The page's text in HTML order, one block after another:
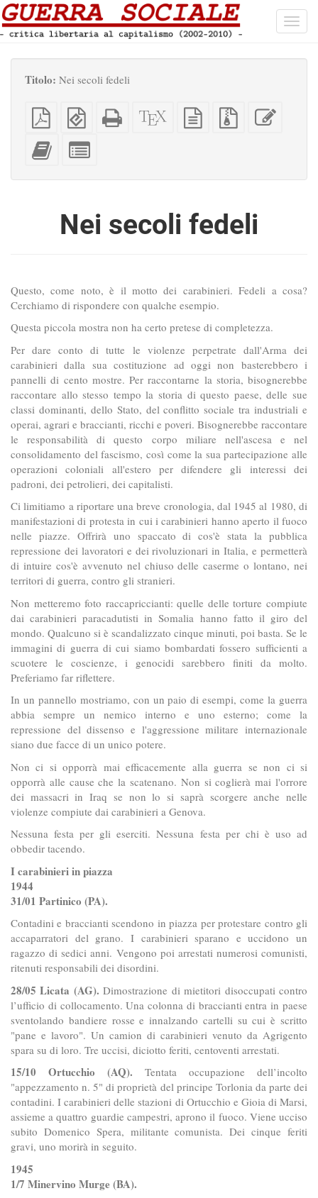
Titolo: Nei secoli fedeli
PDF
semplice
EPUB
(per
HTML
completo
Sorgenti
XeLaTeX
sorgente
File
sorgenti
Aggiungi
questo
all'impaginatore
per
Nei secoli fedeli
Questo, come noto, è il motto dei carabinieri. Fedeli a cosa?
Cerchiamo di rispondere con qualche esempio.
Questa piccola mostra non ha certo pretese di completezza.
Per dare conto di tutte le violenze perpetrate dall'Arma dei
carabinieri dalla sua costituzione ad oggi non basterebbero i
pannelli di cento mostre. Per raccontarne la storia, bisognerebbe
raccontare allo stesso tempo la storia di questo paese, delle sue
classi dominanti, dello Stato, del conflitto sociale tra industriali e
operai, agrari e braccianti, ricchi e poveri. Bisognerebbe raccontare
le responsabilità di questo corpo miliare nell'ascesa e nel
consolidamento del fascismo, così come la sua partecipazione alle
operazioni coloniali all'estero per difendere gli interessi dei
padroni, dei petrolieri, dei capitalisti.
Ci limitiamo a riportare una breve cronologia, dal 1945 al 1980, di
manifestazioni di protesta in cui i carabinieri hanno aperto il fuoco
nelle piazze. Offrirà uno spaccato di cos'è stata la pubblica
repressione dei lavoratori e dei rivoluzionari in Italia, e permetterà
di intuire cos'è avvenuto nel chiuso delle caserme o lontano, nei
territori di guerra, contro gli stranieri.
Non metteremo foto raccapriccianti: quelle delle torture compiute
dai carabinieri paracadutisti in Somalia hanno fatto il giro del
mondo. Qualcuno si è scandalizzato cinque minuti, poi basta. Se le
immagini di guerra di cui siamo bombardati fossero sufficienti a
scuotere le coscienze, i genocidi sarebbero finiti da molto.
Preferiamo far riflettere.
In un pannello mostriamo, con un paio di esempi, come la guerra
abbia sempre un nemico interno e uno esterno; come la
repressione del dissenso e l'aggressione militare internazionale
siano due facce di un unico potere.
Non ci si opporrà mai efficacemente alla guerra se non ci si
opporrà alle cause che la scatenano. Non si coglierà mai l'orrore
dei massacri in Iraq se non lo si saprà scorgere anche nelle
violenze compiute dai carabinieri a Genova.
Nessuna festa per gli eserciti. Nessuna festa per chi è uso ad
obbedir tacendo.
I carabinieri in piazza
1944
31/01 Partinico (PA).
Contadini e braccianti scendono in piazza per protestare contro gli
accaparratori del grano. I carabinieri sparano e uccidono un
ragazzo di sedici anni. Vengono poi arrestati numerosi comunisti,
ritenuti responsabili dei disordini.
28/05 Licata (AG). Dimostrazione di mietitori disoccupati contro
l’ufficio di collocamento. Una colonna di braccianti entra in paese
sventolando bandiere rosse e innalzando cartelli su cui è scritto
"pane e lavoro". Un camion di carabinieri venuto da Agrigento
spara su di loro. Tre uccisi, diciotto feriti, centoventi arrestati.
15/10 Ortucchio (AQ). Tentata occupazione dell’incolto
"appezzamento n. 5" di proprietà del principe Torlonia da parte dei
contadini. I carabinieri delle stazioni di Ortucchio e Gioia di Marsi,
assieme a quattro guardie campestri, aprono il fuoco. Viene ucciso
subito Domenico Spera, militante comunista. Dei cinque feriti
gravi, uno morirà in seguito.
1945
1/7 Minervino Murge (BA).